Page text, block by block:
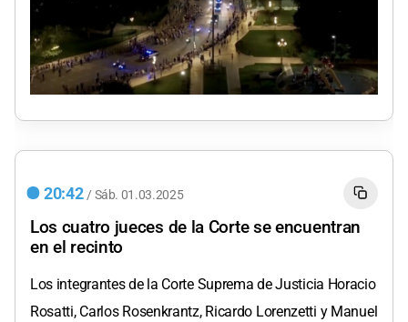
20:42 / Sáb. 01.03.2025
Los cuatro jueces de la Corte se encuentran
en el recinto
Los integrantes de la Corte Suprema de Justicia Horacio
Rosatti, Carlos Rosenkrantz, Ricardo Lorenzetti y Manuel